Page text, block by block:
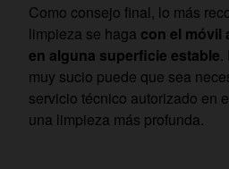
Como consejo final, lo más
limpieza se haga con el móvil
en alguna superficie estable.
muy sucio puede que sea
servicio técnico autorizado en
una limpieza más profunda.